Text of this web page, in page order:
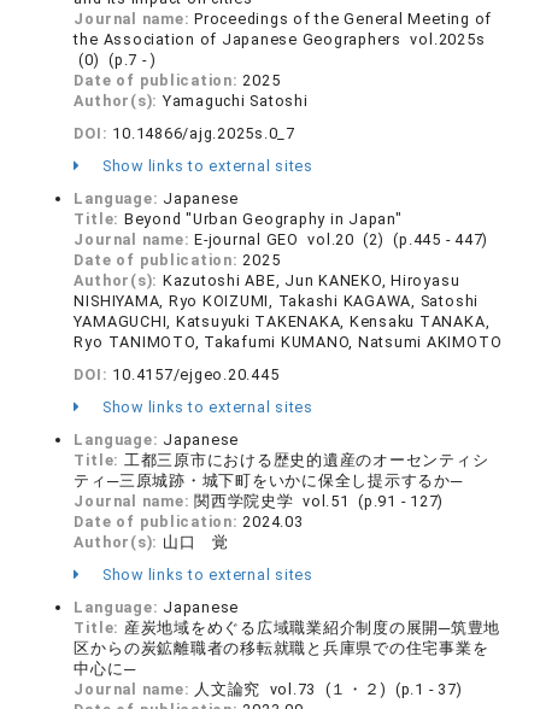
Journal name:Proceedings of the General Meeting of
the Association of Japanese Geographers vol.2025s
(0) (p.7 - )
Date of publication:2025
Author(s): Yamaguchi Satoshi
DOI: 10.14866/ajg.2025s.0_7
Show links to external sites
Language: Japanese
Title: Beyond "Urban Geography in Japan"
Journal name:E-journal GEO vol.20 (2) (p.445 - 447)
Date of publication:2025
Author(s): Kazutoshi ABE, Jun KANEKO, Hiroyasu
NISHIYAMA, Ryo KOIZUMI, Takashi KAGAWA, Satoshi
YAMAGUCHI, Katsuyuki TAKENAKA, Kensaku TANAKA,
Ryo TANIMOTO, Takafumi KUMANO, Natsumi AKIMOTO
DOI: 10.4157/ejgeo.20.445
Show links to external sites
Language: Japanese
Title: 工都三原市における歴史的遺産のオーセンティシ
ティ─三原城跡・城下町をいかに保全し提示するか─
Journal name: 関西学院史学 vol.51 (p.91 - 127)
Date of publication:2024.03
Author(s): 山口 覚
Show links to external sites
Language: Japanese
Title: 産炭地域をめぐる広域職業紹介制度の展開─筑豊地
区からの炭鉱離職者の移転就職と兵庫県での住宅事業を
中心に─
Journal name: 人文論究 vol.73 (１・２) (p.1 - 37)